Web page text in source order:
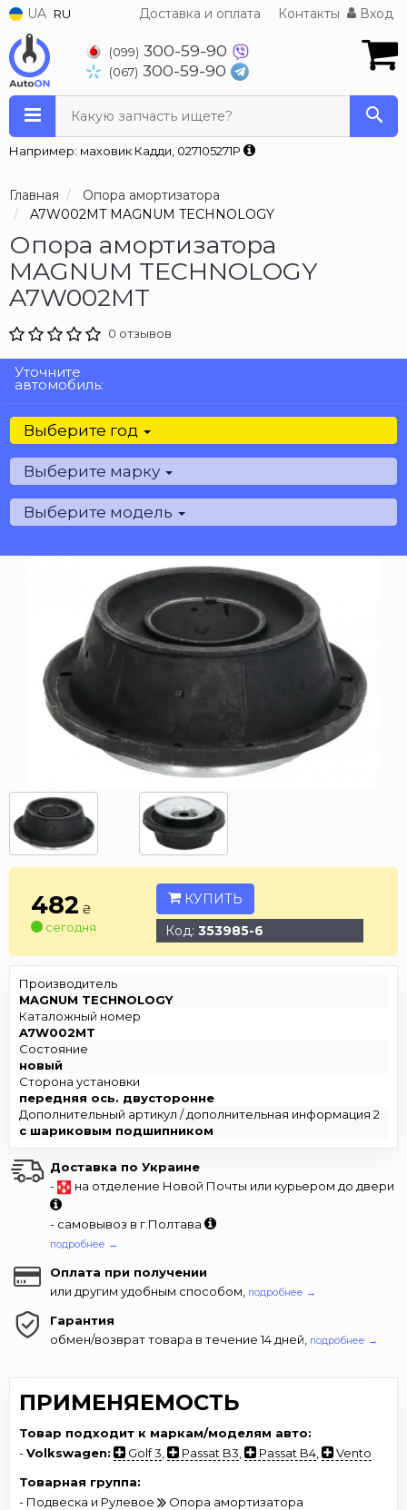
UA RU Доставка и оплата Контакты Вход
(099) 300-59-90
(067) 300-59-90
Какую запчасть ищете?
Например: маховик Кадди, 027105271P
Главная
Опора амортизатора
A7W002MT MAGNUM TECHNOLOGY
Опора амортизатора
MAGNUM TECHNOLOGY
A7W002MT
0 отзывов
Уточните
автомобиль:
Выберите год
Выберите марку
Выберите модель
482 ₴
сегодня
КУПИТЬ
Код: 353985-6
Производитель
MAGNUM TECHNOLOGY
Каталожный номер
A7W002MT
Состояние
новый
Сторона установки
передняя ось. двусторонне
Дополнительный артикул / дополнительная информация 2
с шариковым подшипником
Доставка по Украине
-
на отделение Новой Почты или курьером до двери
- самовывоз в г.Полтава
подробнее →
Оплата при получении
или другим удобным способом, подробнее →
Гарантия
обмен/возврат товара в течение 14 дней, подробнее →
ПРИМЕНЯЕМОСТЬ
Товар подходит к маркам/моделям авто:
-Volkswagen: Golf 3 Passat B3 Passat B4
Vento
Товарная группа:
- Подвеска и Рулевое
Опора амортизатора